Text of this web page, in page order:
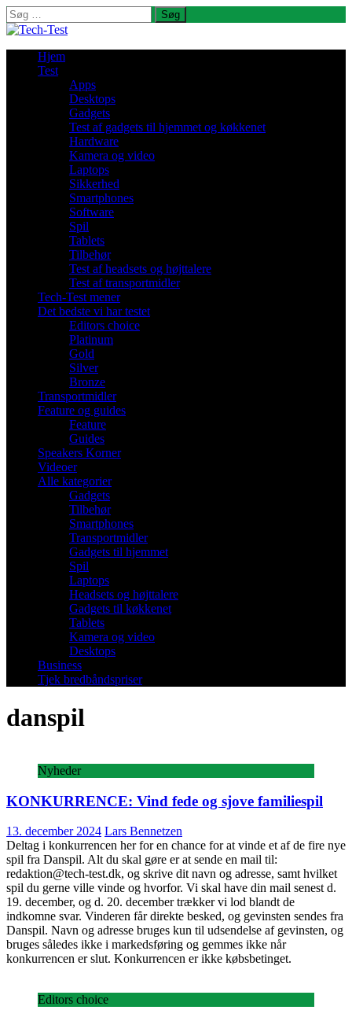
Søg
efter:
Hjem
Test
Apps
Desktops
Gadgets
Test af gadgets til hjemmet og køkkenet
Hardware
Kamera og video
Laptops
Sikkerhed
Smartphones
Software
Spil
Tablets
Tilbehør
Test af headsets og højttalere
Test af transportmidler
Tech-Test mener
Det bedste vi har testet
Editors choice
Platinum
Gold
Silver
Bronze
Transportmidler
Feature og guides
Feature
Guides
Speakers Korner
Videoer
Alle kategorier
Gadgets
Tilbehør
Smartphones
Transportmidler
Gadgets til hjemmet
Spil
Laptops
Headsets og højttalere
Gadgets til køkkenet
Tablets
Kamera og video
Desktops
Business
Tjek bredbåndspriser
danspil
Nyheder
KONKURRENCE: Vind fede og sjove familiespil
13. december 2024 Lars Bennetzen
Deltag i konkurrencen her for en chance for at vinde et af de fire nye
spil fra Danspil. Alt du skal gøre er at sende en mail til:
redaktion@tech-test.dk, og skrive dit navn og adresse, samt hvilket
spil du gerne ville vinde og hvorfor. Vi skal have din mail senest d.
19. december, og d. 20. december trækker vi lod blandt de
indkomne svar. Vinderen får direkte besked, og gevinsten sendes fra
Danspil. Navn og adresse bruges kun til udsendelse af gevinsten, og
bruges således ikke i markedsføring og gemmes ikke når
konkurrencen er slut. Konkurrencen er ikke købsbetinget.
Editors choice